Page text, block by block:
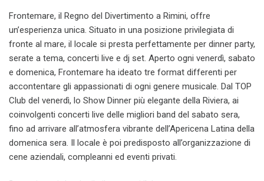
Frontemare, il Regno del Divertimento a Rimini, offre
un’esperienza unica. Situato in una posizione privilegiata di
fronte al mare, il locale si presta perfettamente per dinner party,
serate a tema, concerti live e dj set. Aperto ogni venerdì, sabato
e domenica, Frontemare ha ideato tre format differenti per
accontentare gli appassionati di ogni genere musicale. Dal TOP
Club del venerdì, lo Show Dinner più elegante della Riviera, ai
coinvolgenti concerti live delle migliori band del sabato sera,
fino ad arrivare all’atmosfera vibrante dell’Apericena Latina della
domenica sera. Il locale è poi predisposto all’organizzazione di
cene aziendali, compleanni ed eventi privati.